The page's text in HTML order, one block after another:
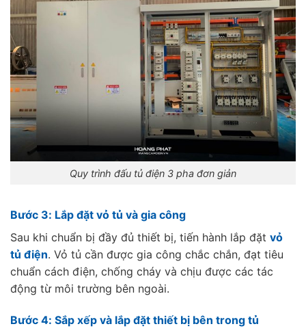
Quy trình đấu tủ điện 3 pha đơn giản
Bước 3: Lắp đặt vỏ tủ và gia công
Sau khi chuẩn bị đầy đủ thiết bị, tiến hành lắp đặt vỏ
tủ điện. Vỏ tủ cần được gia công chắc chắn, đạt tiêu
chuẩn cách điện, chống cháy và chịu được các tác
động từ môi trường bên ngoài.
Bước 4: Sắp xếp và lắp đặt thiết bị bên trong tủ